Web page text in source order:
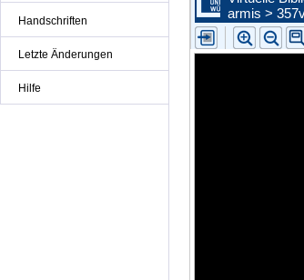
Handschriften
Letzte Änderungen
Hilfe